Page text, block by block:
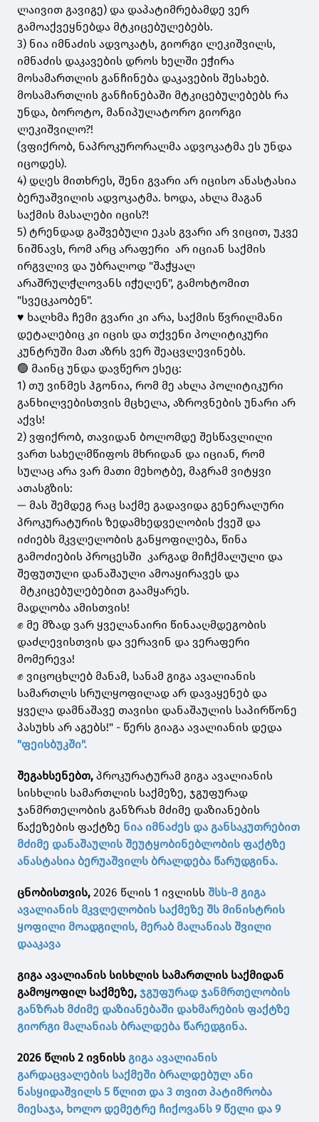
ლაივით გავიგე) და დაპატიმრებამდე ვერ
გამოაქვეყნებდა მტკიცებულებებს.
3) ნია იმნაძის ადვოკატს, გიორგი ლეკიშვილს,
იმნაძის დაკავების დროს ხელში ეჭირა
მოსამართლის განჩინება დაკავების შესახებ.
მოსამართლის განჩინებაში მტკიცებულებებს რა
უნდა, ბოროტო, მანიპულატორო გიორგი
ლეკიშვილო?!
(ვფიქრობ, ნაპროკურორალმა ადვოკატმა ეს უნდა
იცოდეს).
4) დღეს მითხრეს, შენი გვარი არ იცისო ანასტასია
ბერუაშვილის ადვოკატმა. ხოდა, ახლა მაგან
საქმის მასალები იცის?!
5) ტრენდად გაშვებული ეკას გვარი არ ვიცით, უკვე
ნიშნავს, რომ არც არაფერი არ იციან საქმის
ირგვლივ და უბრალოდ "შაჭყალ
არაშრულჭლოვანს იჭელენ", გამოხტომით
"სვეცკაობენ".
♥️ ხალხმა ჩემი გვარი კი არა, საქმის წვრილმანი
დეტალებიც კი იცის და თქვენი პოლიტიკური
კუნტრუში მათ აზრს ვერ შეაცვლევინებს.
🟢 მაინც უნდა დავწერო ესეც:
1) თუ ვინმეს ჰგონია, რომ მე ახლა პოლიტიკური
განხილვებისთვის მცხელა, აზროვნების უნარი არ
აქვს!
2) ვფიქრობ, თავიდან ბოლომდე შესწავლილი
ვართ სახელმწიფოს მხრიდან და იციან, რომ
სულაც არა ვარ მათი მეხოტბე, მაგრამ ვიტყვი
ათასგზის:
— მას შემდეგ რაც საქმე გადავიდა გენერალური
პროკურატურის ზედამხედველობის ქვეშ და
იძიებს მკვლელობის განყოფილება, წინა
გამოძიების პროცესში კარგად მიჩქმალული და
შეფუთული დანაშაული ამოაყირავეს და
მტკიცებულებებით გაამყარეს.
მადლობა ამისთვის!
✊ მე მზად ვარ ყველანაირი წინააღმდეგობის
დაძლევისთვის და ვერავინ და ვერაფერი
მომერევა!
✊ ვიცოცხლებ მანამ, სანამ გიგა ავალიანის
სამართლს სრულყოფილად არ დავაყენებ და
ყველა დამნაშავე თავისი დანაშაულის საპირწონე
პასუხს არ აგებს!" - წერს გიაგა ავალიანის დედა
"ფეისბუკში".
შეგახსენებთ, პროკურატურამ გიგა ავალიანის
სისხლის სამართლის საქმეზე, ჯგუფურად
ჯანმრთელობის განზრახ მძიმე დაზიანების
წაქეზების ფაქტზე ნია იმნაძეს და განსაკუთრებით
მძიმე დანაშაულის შეუტყობინებლობის ფაქტზე
ანასტასია ბერუაშვილს ბრალდება წარუდგინა.
ცნობისთვის, 2026 წლის 1 ივლისს შსს-მ გიგა
ავალიანის მკვლელობის საქმეზე შს მინისტრის
ყოფილი მოადგილის, მერაბ მალანიას შვილი
დააკავა
გიგა ავალიანის სისხლის სამართლის საქმიდან
გამოყოფილ საქმეზე, ჯგუფურად ჯანმრთელობის
განზრახ მძიმე დაზიანებაში დახმარების ფაქტზე
გიორგი მალანიას ბრალდება წარედგინა.
2026 წლის 2 ივნისს გიგა ავალიანის
გარდაცვალების საქმეში ბრალდებულ ანი
ნასყიდაშვილს 5 წლით და 3 თვით პატიმრობა
მიესაჯა, ხოლო დემეტრე ჩიქოვანს 9 წელი და 9